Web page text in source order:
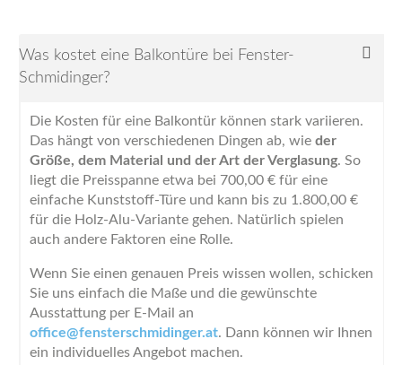
Was kostet eine Balkontüre bei Fenster-
Schmidinger?
Die Kosten für eine Balkontür können stark variieren.
Das hängt von verschiedenen Dingen ab, wie der
Größe, dem Material und der Art der Verglasung. So
liegt die Preisspanne etwa bei 700,00 € für eine
einfache Kunststoff-Türe und kann bis zu 1.800,00 €
für die Holz-Alu-Variante gehen. Natürlich spielen
auch andere Faktoren eine Rolle.
Wenn Sie einen genauen Preis wissen wollen, schicken
Sie uns einfach die Maße und die gewünschte
Ausstattung per E-Mail an
office@fensterschmidinger.at. Dann können wir Ihnen
ein individuelles Angebot machen.